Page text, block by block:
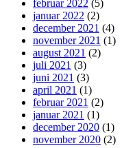
februar 2022 (5)
januar 2022 (2)
december 2021 (4)
november 2021 (1)
august 2021 (2)
juli 2021 (3)
juni 2021 (3)
april 2021 (1)
februar 2021 (2)
januar 2021 (1)
december 2020 (1)
november 2020 (2)